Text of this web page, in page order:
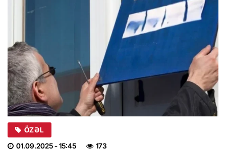
ÖZƏL
01.09.2025- 15:45 173